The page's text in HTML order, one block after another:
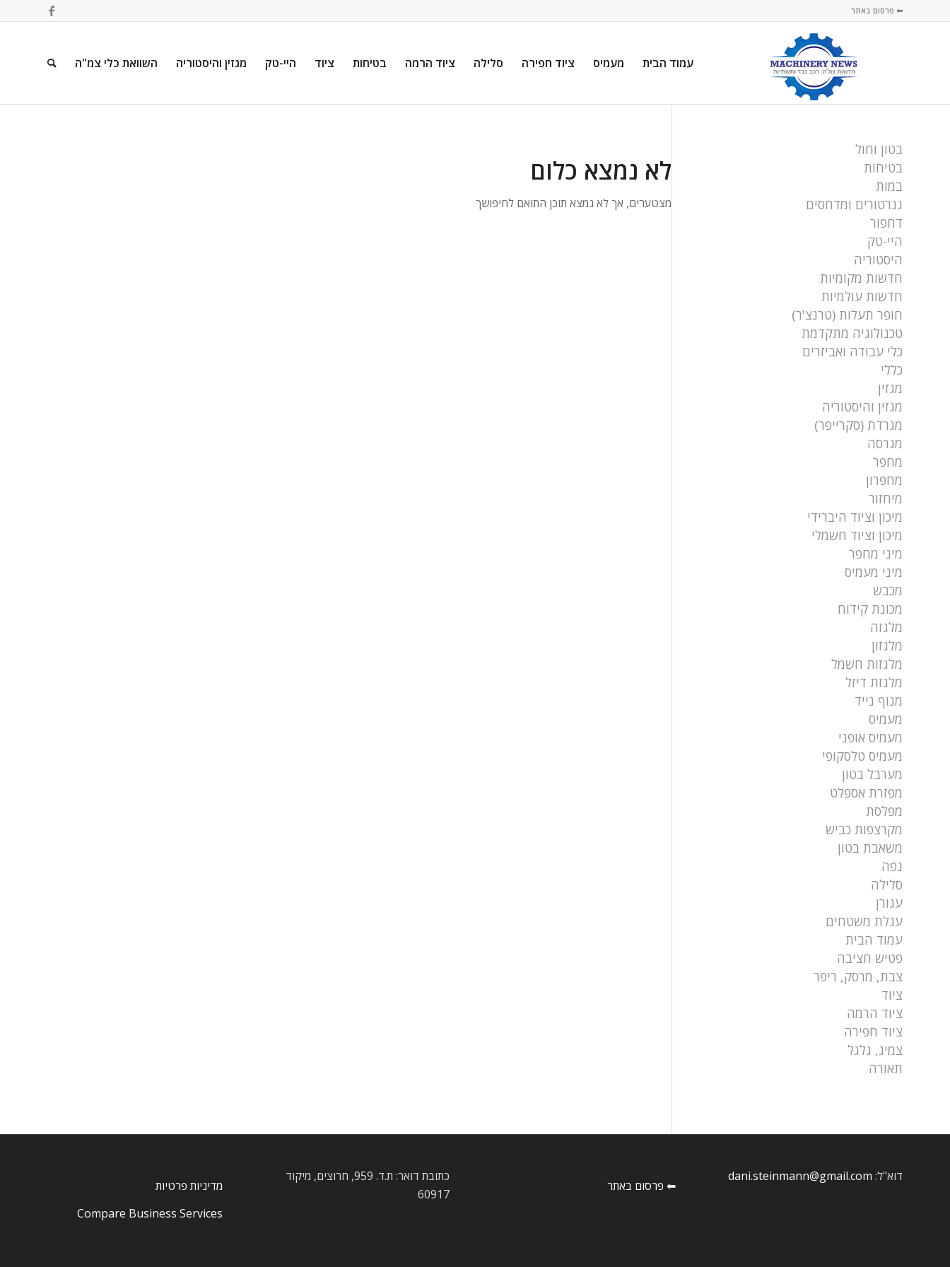
⬅ פרסום באתר
עמוד הבית מעמיס ציוד חפירה סלילה ציוד הרמה בטיחות ציוד היי-טק מגזין והיסטוריה השוואת כלי צמ"ה
לא נמצא כלום
מצטערים, אך לא נמצא תוכן התואם לחיפושך
בטון וחול
בטיחות
במות
גנרטורים ומדחסים
דחפור
היי-טק
היסטוריה
חדשות מקומיות
חדשות עולמיות
חופר תעלות (טרנצ'ר)
טכנולוגיה מתקדמת
כלי עבודה ואביזרים
כללי
מגזין
מגזין והיסטוריה
מגרדת (סקרייפר)
מגרסה
מחפר
מחפרון
מיחזור
מיכון וציוד היברידי
מיכון וציוד חשמלי
מיני מחפר
מיני מעמיס
מכבש
מכונת קידוח
מלגזה
מלגזון
מלגזות חשמל
מלגזת דיזל
מנוף נייד
מעמיס
מעמיס אופני
מעמיס טלסקופי
מערבל בטון
מפזרת אספלט
מפלסת
מקרצפות כביש
משאבת בטון
נפה
סלילה
עגורן
עגלת משטחים
עמוד הבית
פטיש חציבה
צבת, מרסק, ריפר
ציוד
ציוד הרמה
ציוד חפירה
צמיג, גלגל
תאורה
דוא"ל: dani.steinmann@gmail.com
⬅ פרסום באתר
כתובת דואר: ת.ד. 959, חרוצים, מיקוד
60917
מדיניות פרטיות
Compare Business Services